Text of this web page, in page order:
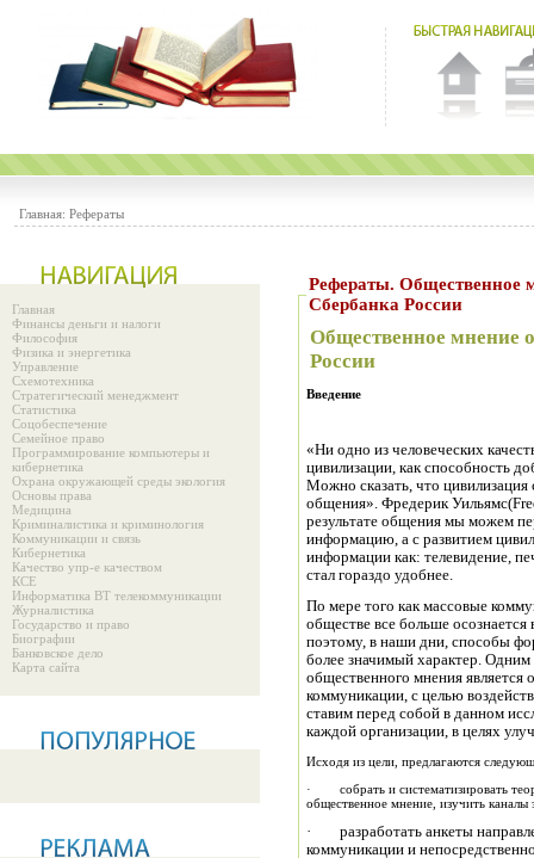
Главная: Рефераты
Главная
Финансы деньги и налоги
Философия
Физика и энергетика
Управление
Схемотехника
Стратегический менеджмент
Статистика
Соцобеспечение
Семейное право
Программирование компьютеры и
кибернетика
Охрана окружающей среды экология
Основы права
Медицина
Криминалистика и криминология
Коммуникации и связь
Кибернетика
Качество упр-е качеством
КСЕ
Информатика ВТ телекоммуникации
Журналистика
Государство и право
Биографии
Банковское дело
Карта сайта
Рефераты. Общественное мнение о Калужском отделении
Сбербанка России
Общественное мнение
России
Введение
«Ни одно из человеческих
цивилизации, как способность
Можно сказать, что цивилизация
общения». Фредерик
результате общения мы можем
информацию, а с развитием
информации как: телевидение,
стал гораздо удобнее.
По мере того как массовые
обществе все больше
поэтому, в наши дни, способы
более значимый характер.
общественного мнения является
коммуникации, с целью
ставим перед собой в данном
каждой организации, в целях
Исходя из цели, предлагаются
· собрать и систематизировать
общественное мнение, изучить
· разработать анкеты
коммуникации и